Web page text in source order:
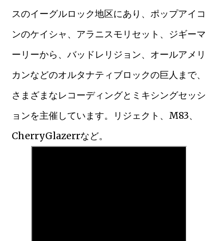
スのイーグルロック地区にあり、ポップアイコ
ンのケイシャ、アラニスモリセット、ジギーマ
ーリーから、バッドレリジョン、オールアメリ
カンなどのオルタナティブロックの巨人まで、
さまざまなレコーディングとミキシングセッシ
ョンを主催しています。リジェクト、M83、
CherryGlazerrなど。